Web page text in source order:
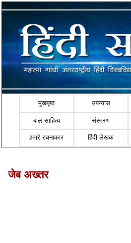
मुखपृष्ठ उपन्यास
बाल साहित्य संस्मरण
हमारे रचनाकार हिंदी लेखक
जेब अख्तर